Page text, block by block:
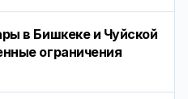
в Бишкеке и Чуйской
ограничения